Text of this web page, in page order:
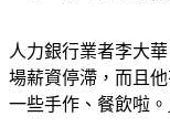
人力銀行業者李大
場薪資停滯，而且
一些手作、餐飲啦。